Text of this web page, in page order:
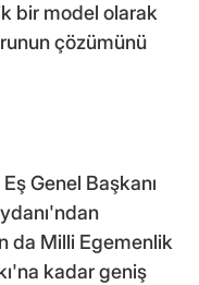
bir model olarak
çözümünü
Genel Başkanı
da Milli Egemenlik
kadar geniş